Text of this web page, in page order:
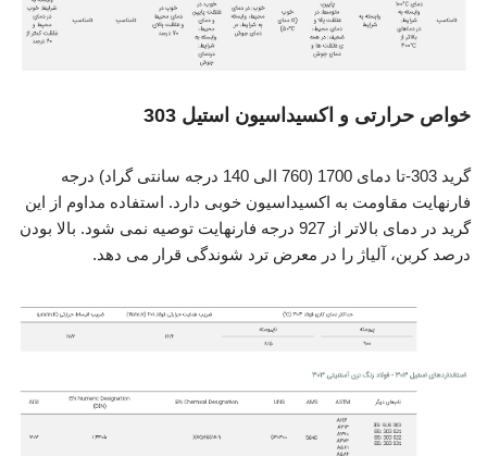
خواص حرارتی و اکسیداسیون استیل 303
گرید 303-تا دمای 1700 (760 الی 140 درجه سانتی گراد) درجه
فارنهایت مقاومت به اکسیداسیون خوبی دارد. استفاده مداوم از این
گرید در دمای بالاتر از 927 درجه فارنهایت توصیه نمی شود. بالا بودن
درصد کربن، آلیاژ را در معرض ترد شوندگی قرار می دهد.